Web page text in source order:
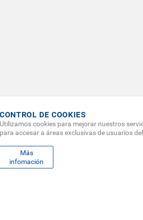
CONTROL DE COOKIES
Utilizamos cookies para mejorar nuestros
para accesar a áreas exclusivas de usuarios
Más
infomación